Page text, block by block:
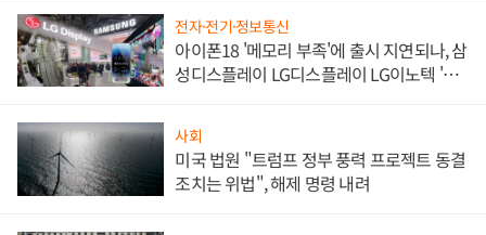
전자·전기·정보통신
아이폰18 '메모리 부족'에 출시 지연되나, 삼
성디스플레이 LG디스플레이 LG이노텍 '탈
사회
미국 법원 "트럼프 정부 풍력 프로젝트 동결
조치는 위법", 해제 명령 내려